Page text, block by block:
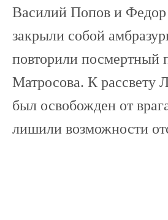
Василий Попов и
закрыли собой
повторили посмертный
Матросова. К рассвету
был освобожден от
лишили возможности